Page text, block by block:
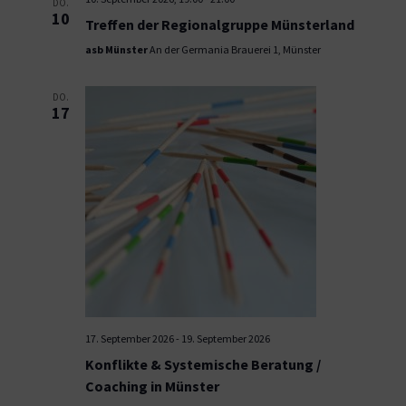
DO.
10 Treffen der Regionalgruppe Münsterland
asb MünsterAn der Germania Brauerei 1, Münster
DO.
17
17. September 2026- 19. September 2026
Konflikte & Systemische Beratung /
Coaching in Münster